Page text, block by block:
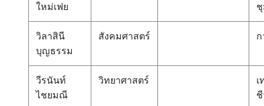
ใหม่เฟย
วิลาสินี
บุญธรรม
สังคมศาสตร์
วีรนันท์
ไชยมณี
วิทยาศาสตร์